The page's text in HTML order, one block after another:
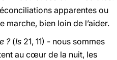
apparentes ou
bien loin de l’aider.
?(Is 21, 11) - nous sommes
au cœur de la nuit, les